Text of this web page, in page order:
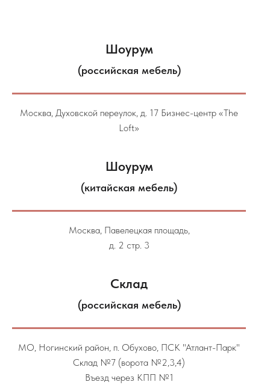
Шоурум
(российская мебель)
Москва, Духовской переулок, д. 17 Бизнес-центр «The
Loft»
Шоурум
(китайская мебель)
Москва, Павелецкая площадь,
д. 2 стр. 3
Склад
(российская мебель)
МО, Ногинский район, п. Обухово, ПСК "Атлант-Парк"
Склад №7 (ворота №2,3,4)
Въезд через КПП №1